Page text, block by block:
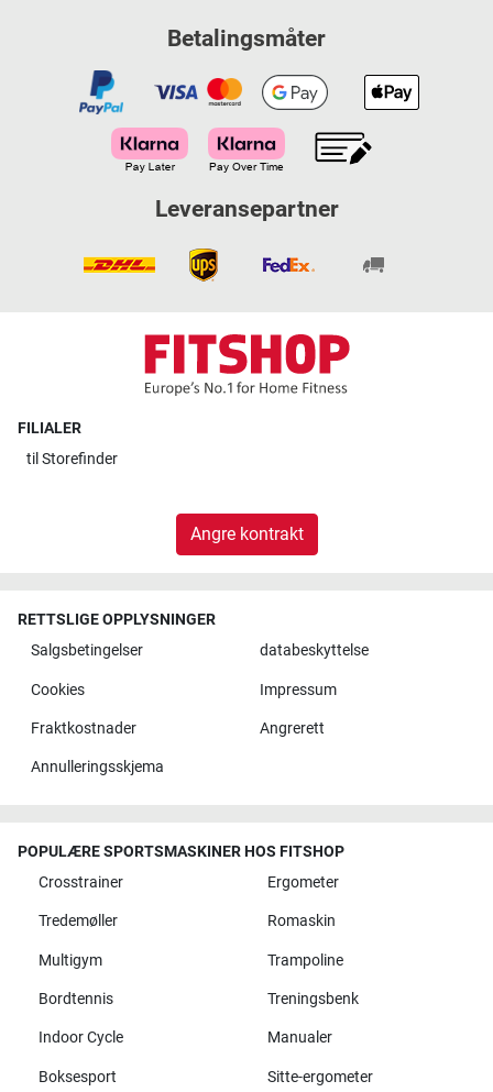
Betalingsmåter
Leveransepartner
FILIALER
til Storefinder
Angre kontrakt
RETTSLIGE OPPLYSNINGER
Salgsbetingelser
databeskyttelse
Cookies Impressum
Fraktkostnader Angrerett
Annulleringsskjema
POPULÆRE SPORTSMASKINER HOS FITSHOP
Crosstrainer
Ergometer
Tredemøller Romaskin
Multigym Trampoline
Bordtennis Treningsbenk
Indoor Cycle Manualer
Boksesport Sitte-ergometer